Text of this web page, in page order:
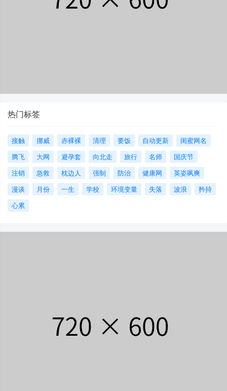
热门标签
接触 挪威 赤裸裸 清理 要饭 自动更新
闺蜜网名
腾飞
大网 避孕套 向北走 旅行 名师
国庆节
注销
急救 枕边人 强制 防治 健康网
英姿飒爽
漫谈
月份 一生 学校 环境变量 失落 波浪
矜持
心累